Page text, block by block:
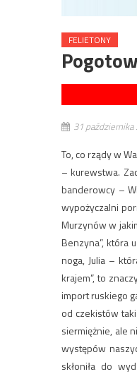
FELIETONY
31 października
To, co rządy w
– kurewstwa.
banderowcy –
wypożyczalni
Murzynów w
Benzyna”, która
noga, Julia –
krajem”, to
import ruskiego
od czekistów
siermiężnie, ale
występów
skłoniła do